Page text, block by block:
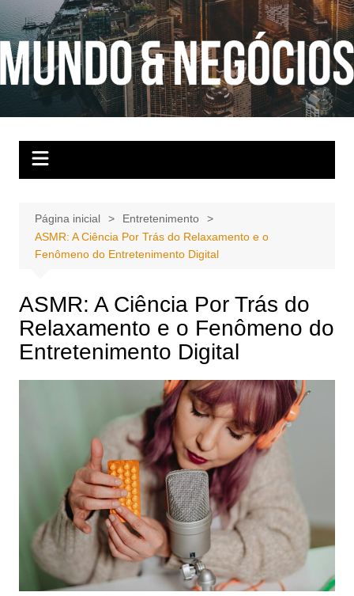
para
conteúdo
Página inicial
Entretenimento
ASMR: A Ciência Por Trás do Relaxamento e o
Fenômeno do Entretenimento Digital
ASMR: A Ciência Por Trás do
Relaxamento e o Fenômeno do
Entretenimento Digital